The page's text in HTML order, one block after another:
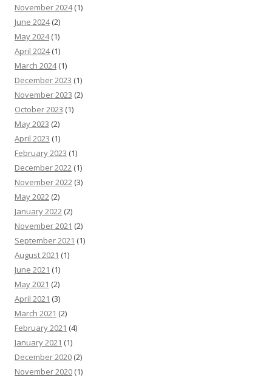
November 2024(1)
June 2024(2)
May 2024(1)
April 2024(1)
March 2024(1)
December 2023 (1)
November 2023 (2)
October 2023 (1)
May 2023 (2)
April 2023 (1)
February 2023 (1)
December 2022 (1)
November 2022 (3)
May 2022 (2)
January 2022 (2)
November 2021 (2)
September 2021 (1)
August 2021 (1)
June 2021 (1)
May 2021 (2)
April 2021 (3)
March 2021 (2)
February 2021 (4)
January 2021 (1)
December 2020 (2)
November 2020 (1)